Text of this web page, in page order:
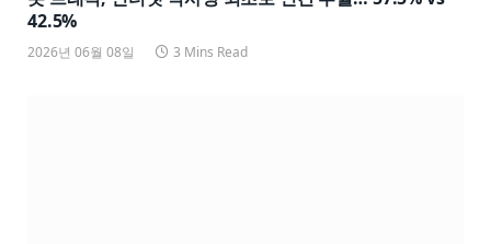
42.5%
2026년 06월 08일 3 Mins Read